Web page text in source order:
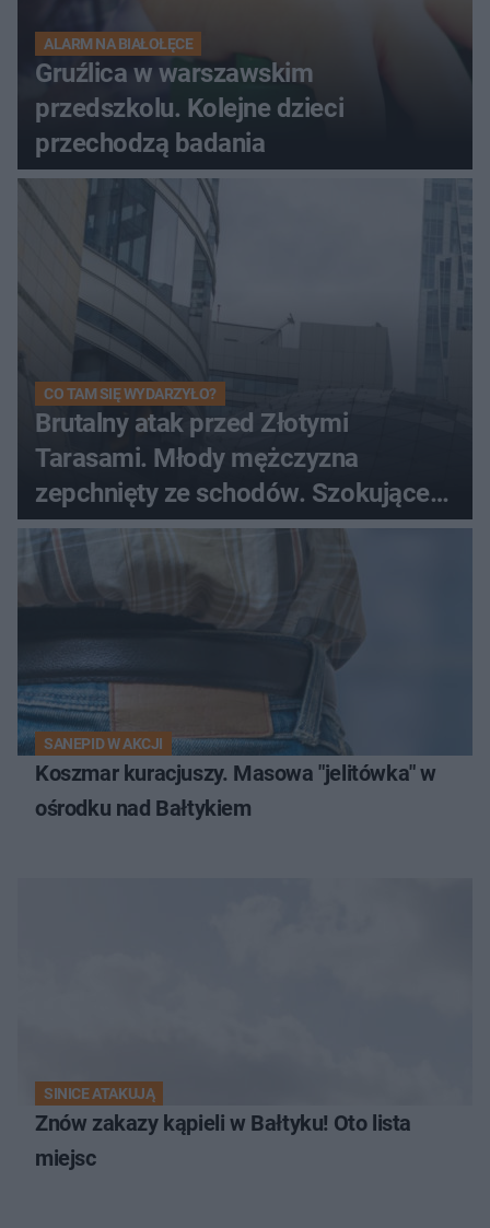
ALARM NA BIAŁOŁĘCE
Gruźlica w warszawskim
przedszkolu. Kolejne dzieci
przechodzą badania
CO TAM SIĘ WYDARZYŁO?
Brutalny atak przed Złotymi
Tarasami. Młody mężczyzna
zepchnięty ze schodów. Szokujące
nagranie krąży po sieci
SANEPID W AKCJI
Koszmar kuracjuszy. Masowa "jelitówka" w
ośrodku nad Bałtykiem
SINICE ATAKUJĄ
Znów zakazy kąpieli w Bałtyku! Oto lista
miejsc